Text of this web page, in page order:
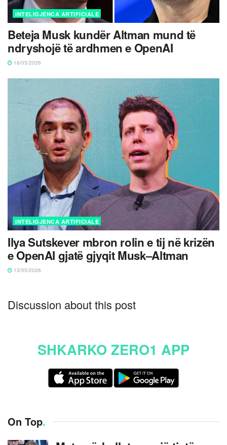
INTELIGJENCA ARTIFICIALE
Beteja Musk kundër Altman mund të
ndryshojë të ardhmen e OpenAI
16/05/2026
INTELIGJENCA ARTIFICIALE
Ilya Sutskever mbron rolin e tij në krizën
e OpenAI gjatë gjyqit Musk–Altman
13/05/2026
Discussion about this post
SHKARKO ZERO1 APP
On Top.